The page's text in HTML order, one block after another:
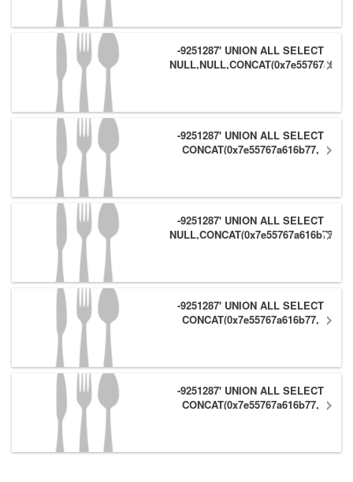
-9251287' UNION ALL SELECT
-9251287' UNION ALL SELECT
CONCAT(0x7e55767a616b77,
-9251287' UNION ALL SELECT
NULL,CONCAT(0x7e55767a616b77,
-9251287' UNION ALL SELECT
CONCAT(0x7e55767a616b77,
-9251287' UNION ALL SELECT
CONCAT(0x7e55767a616b77,